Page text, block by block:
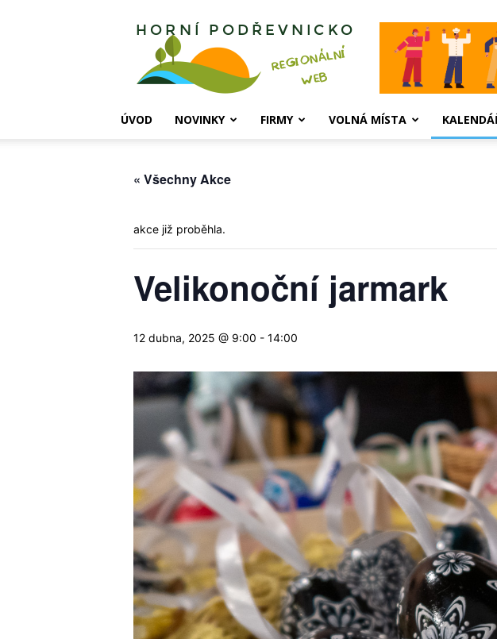
Horní
ÚVOD NOVINKY FIRMY VOLNÁ MÍSTA
« Všechny Akce
akce již proběhla.
Velikonoční jarmark
12 dubna, 2025 @ 9:00 - 14:00